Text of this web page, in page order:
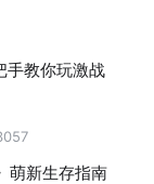
手教你玩激战
萌新生存指南